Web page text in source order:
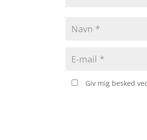
Giv mig besked